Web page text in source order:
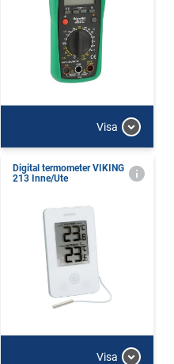
Visa
Digital termometer VIKING
213 Inne/Ute
Visa